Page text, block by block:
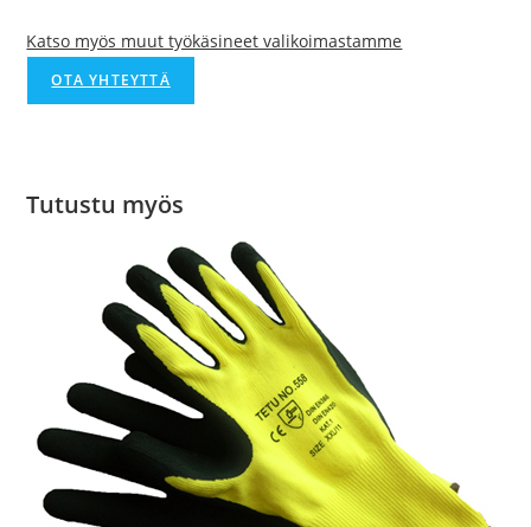
Katso myös muut työkäsineet valikoimastamme
OTA YHTEYTTÄ
Tutustu myös